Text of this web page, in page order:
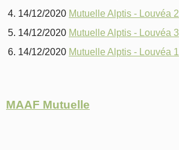
14/12/2020 Mutuelle Alptis - Louvéa 2
14/12/2020 Mutuelle Alptis - Louvéa 3
14/12/2020 Mutuelle Alptis - Louvéa 1
MAAF Mutuelle